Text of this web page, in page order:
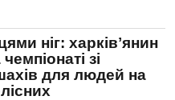
ніг: харківʼянин
зі
для людей на